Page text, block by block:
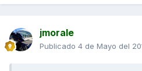
jmorale
Publicado 4 de Mayo del